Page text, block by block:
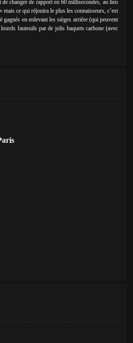
changer de rapport en 60 millisecondes, au lieu
mais ce qui réjouira le plus les connaisseurs, c’est
en enlevant les sièges arrière (qui peuvent
fauteuils par de jolis baquets carbone (avec